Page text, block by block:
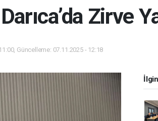
Zirve
Güncelleme: 07.11.2025 - 12:18